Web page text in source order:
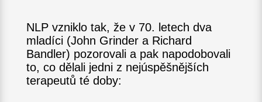
NLP vzniklo tak, že v 70. letech dva
mladíci (John Grinder a Richard
Bandler) pozorovali a pak napodobovali
to, co dělali jedni z nejúspěšnějších
terapeutů té doby: